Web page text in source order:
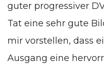
guter progressiver
Tat eine sehr gute
mir vorstellen, dass
Ausgang eine